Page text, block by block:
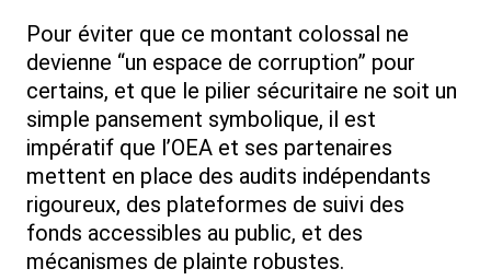
Pour éviter que ce montant colossal ne
devienne “un espace de corruption” pour
certains, et que le pilier sécuritaire ne soit un
simple pansement symbolique, il est
impératif que l’OEA et ses partenaires
mettent en place des audits indépendants
rigoureux, des plateformes de suivi des
fonds accessibles au public, et des
mécanismes de plainte robustes.